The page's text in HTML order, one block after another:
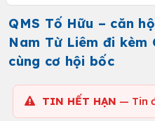
QMS Tố Hữu – căn
Nam Từ Liêm đi kèm
cùng cơ hội bốc
TIN HẾT HẠN — Tin